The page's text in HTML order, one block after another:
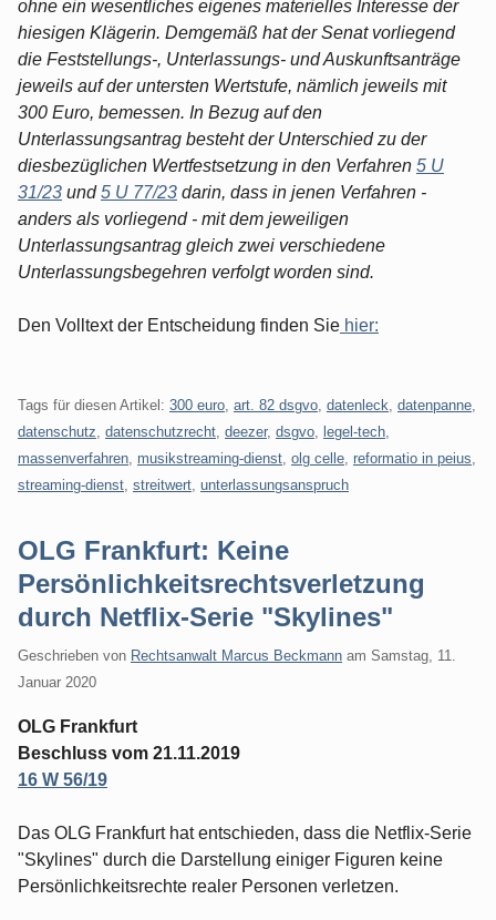
ohne ein wesentliches eigenes materielles Interesse der
hiesigen Klägerin. Demgemäß hat der Senat vorliegend
die Feststellungs-, Unterlassungs- und Auskunftsanträge
jeweils auf der untersten Wertstufe, nämlich jeweils mit
300 Euro, bemessen. In Bezug auf den
Unterlassungsantrag besteht der Unterschied zu der
diesbezüglichen Wertfestsetzung in den Verfahren 5 U
31/23 und5 U 77/23 darin, dass in jenen Verfahren -
anders als vorliegend - mit dem jeweiligen
Unterlassungsantrag gleich zwei verschiedene
Unterlassungsbegehren verfolgt worden sind.
Den Volltext der Entscheidung finden Sie hier:
Tags für diesen Artikel: 300 euro art. 82 dsgvo datenleck datenpanne
datenschutz datenschutzrecht deezer, dsgvo legel-tech
massenverfahren musikstreaming-dienst olg celle reformatio in peius
streaming-dienst streitwert unterlassungsanspruch
OLG Frankfurt: Keine
Persönlichkeitsrechtsverletzung
durch Netflix-Serie "Skylines"
Geschrieben von Rechtsanwalt Marcus Beckmann am Samstag, 11.
Januar 2020
OLG Frankfurt
Beschluss vom 21.11.2019
16 W 56/19
Das OLG Frankfurt hat entschieden, dass die Netflix-Serie
"Skylines" durch die Darstellung einiger Figuren keine
Persönlichkeitsrechte realer Personen verletzen.